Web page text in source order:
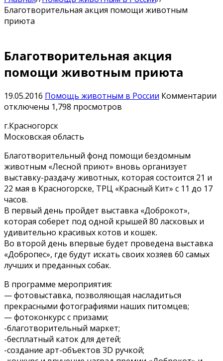
Благотворительная акция помощи животным
приюта
Благотворительная акция
помощи животным приюта
19.05.2016 Помощь животным в России Комментарии
отключены 1,798 просмотров
г.Красногорск
Московская область
Благотворительный фонд помощи бездомным
животным «Лесной приют» вновь организует
выставку-раздачу животных, которая состоится 21 и
22 мая в Красногорске, ТРЦ «Красный Кит» с 11 до 17
часов.
В первый день пройдет выставка «Доброкот»,
которая соберет под одной крышей 80 ласковых и
удивительно красивых котов и кошек.
Во второй день впервые будет проведена выставка
«Добропес», где будут искать своих хозяев 60 самых
лучших и преданных собак.
В программе мероприятия:
— фотовыставка, позволяющая насладиться
прекрасными фотографиями наших питомцев;
— фотоконкурс с призами;
-благотворительный маркет;
-бесплатный каток для детей;
-создание арт-объектов 3D ручкой;